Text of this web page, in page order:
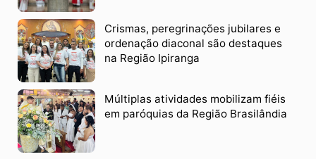
Crismas, peregrinações jubilares e
ordenação diaconal são destaques
na Região Ipiranga
Múltiplas atividades mobilizam fiéis
em paróquias da Região Brasilândia